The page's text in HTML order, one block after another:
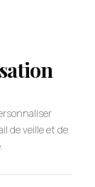
de veille et de